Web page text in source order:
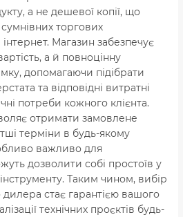
а не дешевої копії, що
сумнівних торгових
Магазин забезпечує
а й повноцінну
допомагаючи підібрати
та відповідні витратні
потреби кожного клієнта.
отримати замовлене
терміни в будь-якому
важливо для
дозволити собі простоїв у
Таким чином, вибір
дилера стає гарантією вашого
технічних проєктів будь-